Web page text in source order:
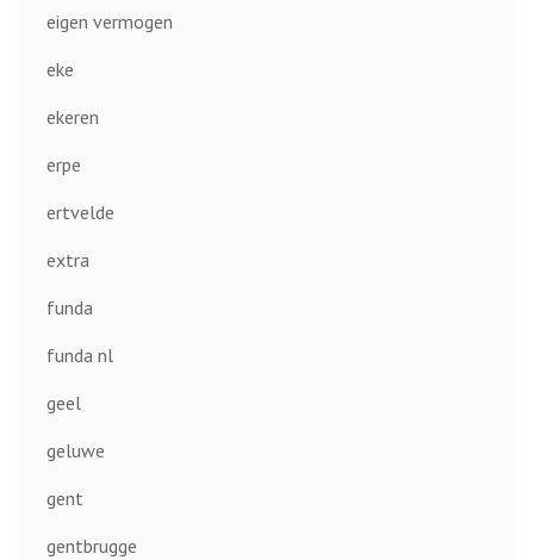
eigen vermogen
eke
ekeren
erpe
ertvelde
extra
funda
funda nl
geel
geluwe
gent
gentbrugge